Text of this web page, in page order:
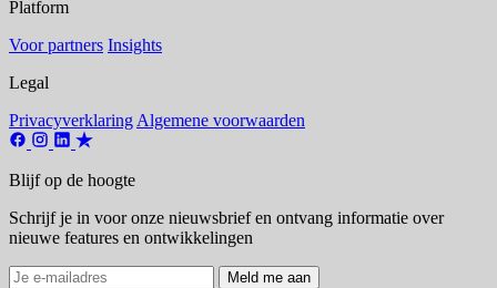
Platform
Voor partners Insights
Legal
Privacyverklaring Algemene voorwaarden
Blijf op de hoogte
Schrijf je in voor onze nieuwsbrief en ontvang informatie over
nieuwe features en ontwikkelingen
Meld me aan